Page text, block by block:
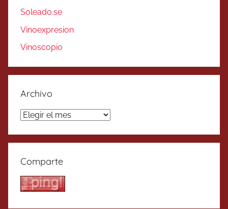
Soleado.se
Vinoexpresion
Vinoscopio
Archivo
Archivo
Comparte